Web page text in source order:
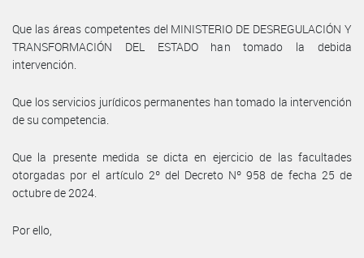
Que las áreas competentes del MINISTERIO DE DESREGULACIÓN Y
TRANSFORMACIÓN DEL ESTADO han tomado la debida
intervención.
Que los servicios jurídicos permanentes han tomado la intervención
de su competencia.
Que la presente medida se dicta en ejercicio de las facultades
otorgadas por el artículo 2º del Decreto Nº 958 de fecha 25 de
octubre de 2024.
Por ello,